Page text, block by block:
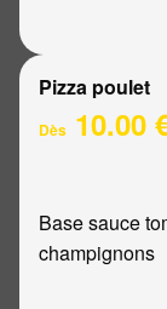
Pizza poulet
Dès 10.00
Base sauce
champignons